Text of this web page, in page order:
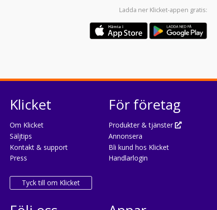
Ladda ner Klicket-appen gratis:
Klicket
Om Klicket
Säljtips
Kontakt & support
Press
Tyck till om Klicket
För företag
Produkter & tjänster
Annonsera
Bli kund hos Klicket
Handlarlogin